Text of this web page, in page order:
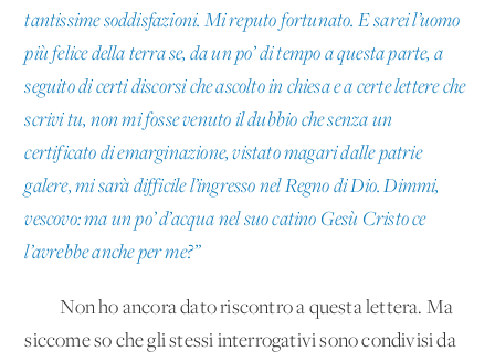
tantissime soddisfazioni. Mi reputo fortunato. E sarei l’uomo
più felice della terra se, da un po’ di tempo a questa parte, a
seguito di certi discorsi che ascolto in chiesa e a certe lettere che
scrivi tu, non mi fosse venuto il dubbio che senza un
certificato di emarginazione, vistato magari dalle patrie
galere, mi sarà difficile l’ingresso nel Regno di Dio. Dimmi,
vescovo: ma un po’ d’acqua nel suo catino Gesù Cristo ce
l’avrebbe anche per me?”
Non ho ancora dato riscontro a questa lettera. Ma
siccome so che gli stessi interrogativi sono condivisi da